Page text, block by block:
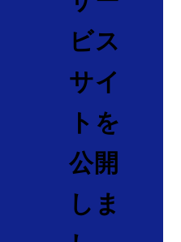
ビス
サイ
トを
公開
しま
し